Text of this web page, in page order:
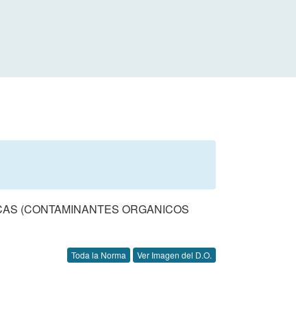
(CONTAMINANTES ORGANICOS
Toda la Norma Ver Imagen del D.O.